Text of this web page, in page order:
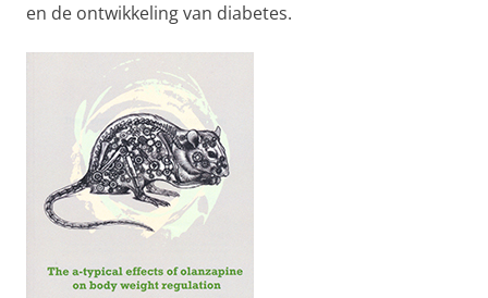
en de ontwikkeling van diabetes.